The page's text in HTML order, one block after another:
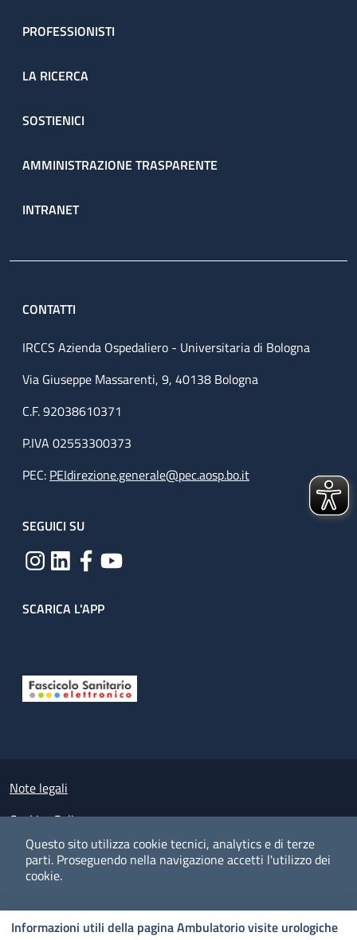
Questo sito utilizza cookie tecnici, analytics e di terze
parti. Proseguendo nella navigazione accetti l'utilizzo dei
cookie.
Informazioni utili della pagina Ambulatorio visite urologiche
PROFESSIONISTI
LA RICERCA
SOSTIENICI
AMMINISTRAZIONE TRASPARENTE
INTRANET
CONTATTI
IRCCS Azienda Ospedaliero - Universitaria di Bologna
Via Giuseppe Massarenti, 9, 40138 Bologna
C.F. 92038610371
P.IVA 02553300373
PEC: PEIdirezione.generale@pec.aosp.bo.it
SEGUICI SU
SCARICA L'APP
Small prints
Note legali
Cookies Policy
Policy privacy e protezione del dato personale
Albo pretorio on-line
Dichiarazione di accessibilità